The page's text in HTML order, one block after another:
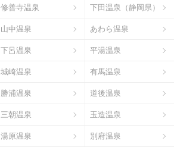
修善寺温泉 下田温泉（静岡県）
山中温泉 あわら温泉
下呂温泉 平湯温泉
城崎温泉 有馬温泉
勝浦温泉 道後温泉
三朝温泉 玉造温泉
湯原温泉 別府温泉